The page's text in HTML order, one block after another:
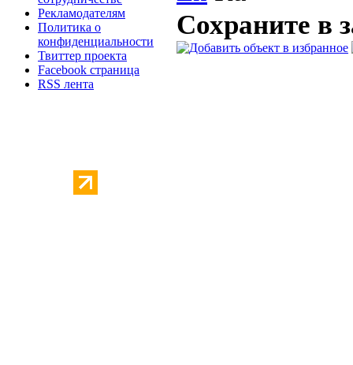
Рекламодателям
Политика о
конфиденциальности
Твиттер проекта
Facebook страница
RSS лента
Сохраните в